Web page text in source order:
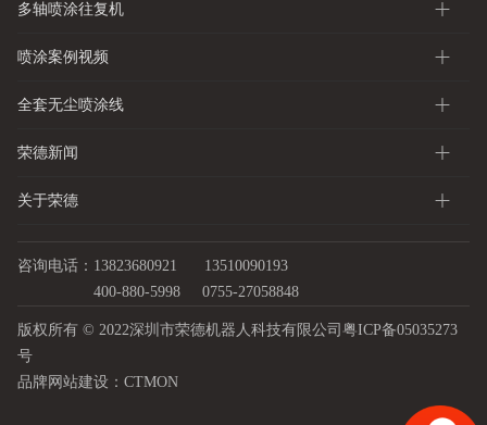
多轴喷涂往复机
喷涂案例视频
全套无尘喷涂线
荣德新闻
关于荣德
咨询电话：13823680921
13510090193
400-880-5998
0755-27058848
版权所有 © 2022深圳市荣德机器人科技有限公司 粤ICP备05035273
号
品牌网站建设： CTMON